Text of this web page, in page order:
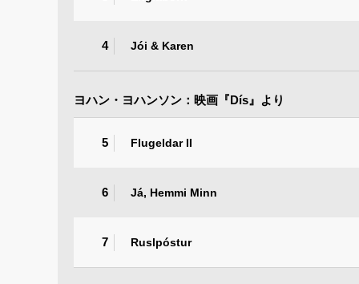
4 Jói & Karen
ヨハン・ヨハンソン：映画『Dís』より
5 Flugeldar II
6 Já, Hemmi Minn
7 Ruslpóstur